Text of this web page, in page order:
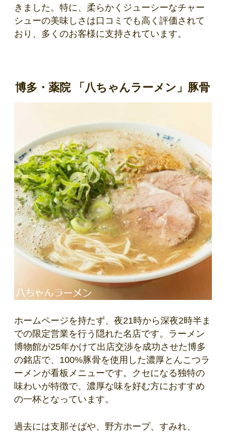
きました。特に、柔らかくジューシーなチャー
シューの美味しさは口コミでも高く評価されて
おり、多くのお客様に支持されています。
博多・薬院 「八ちゃんラーメン」豚骨
ホームページを持たず、夜21時から深夜2時半ま
での限定営業を行う隠れた名店です。ラーメン
博物館が25年かけて出店交渉を成功させた博多
の銘店で、100%豚骨を使用した濃厚とんこつラ
ーメンが看板メニューです。クセになる独特の
味わいが特徴で、濃厚な味を好む方におすすめ
の一杯となっています。
過去には支那そばや、野方ホープ、すみれ、